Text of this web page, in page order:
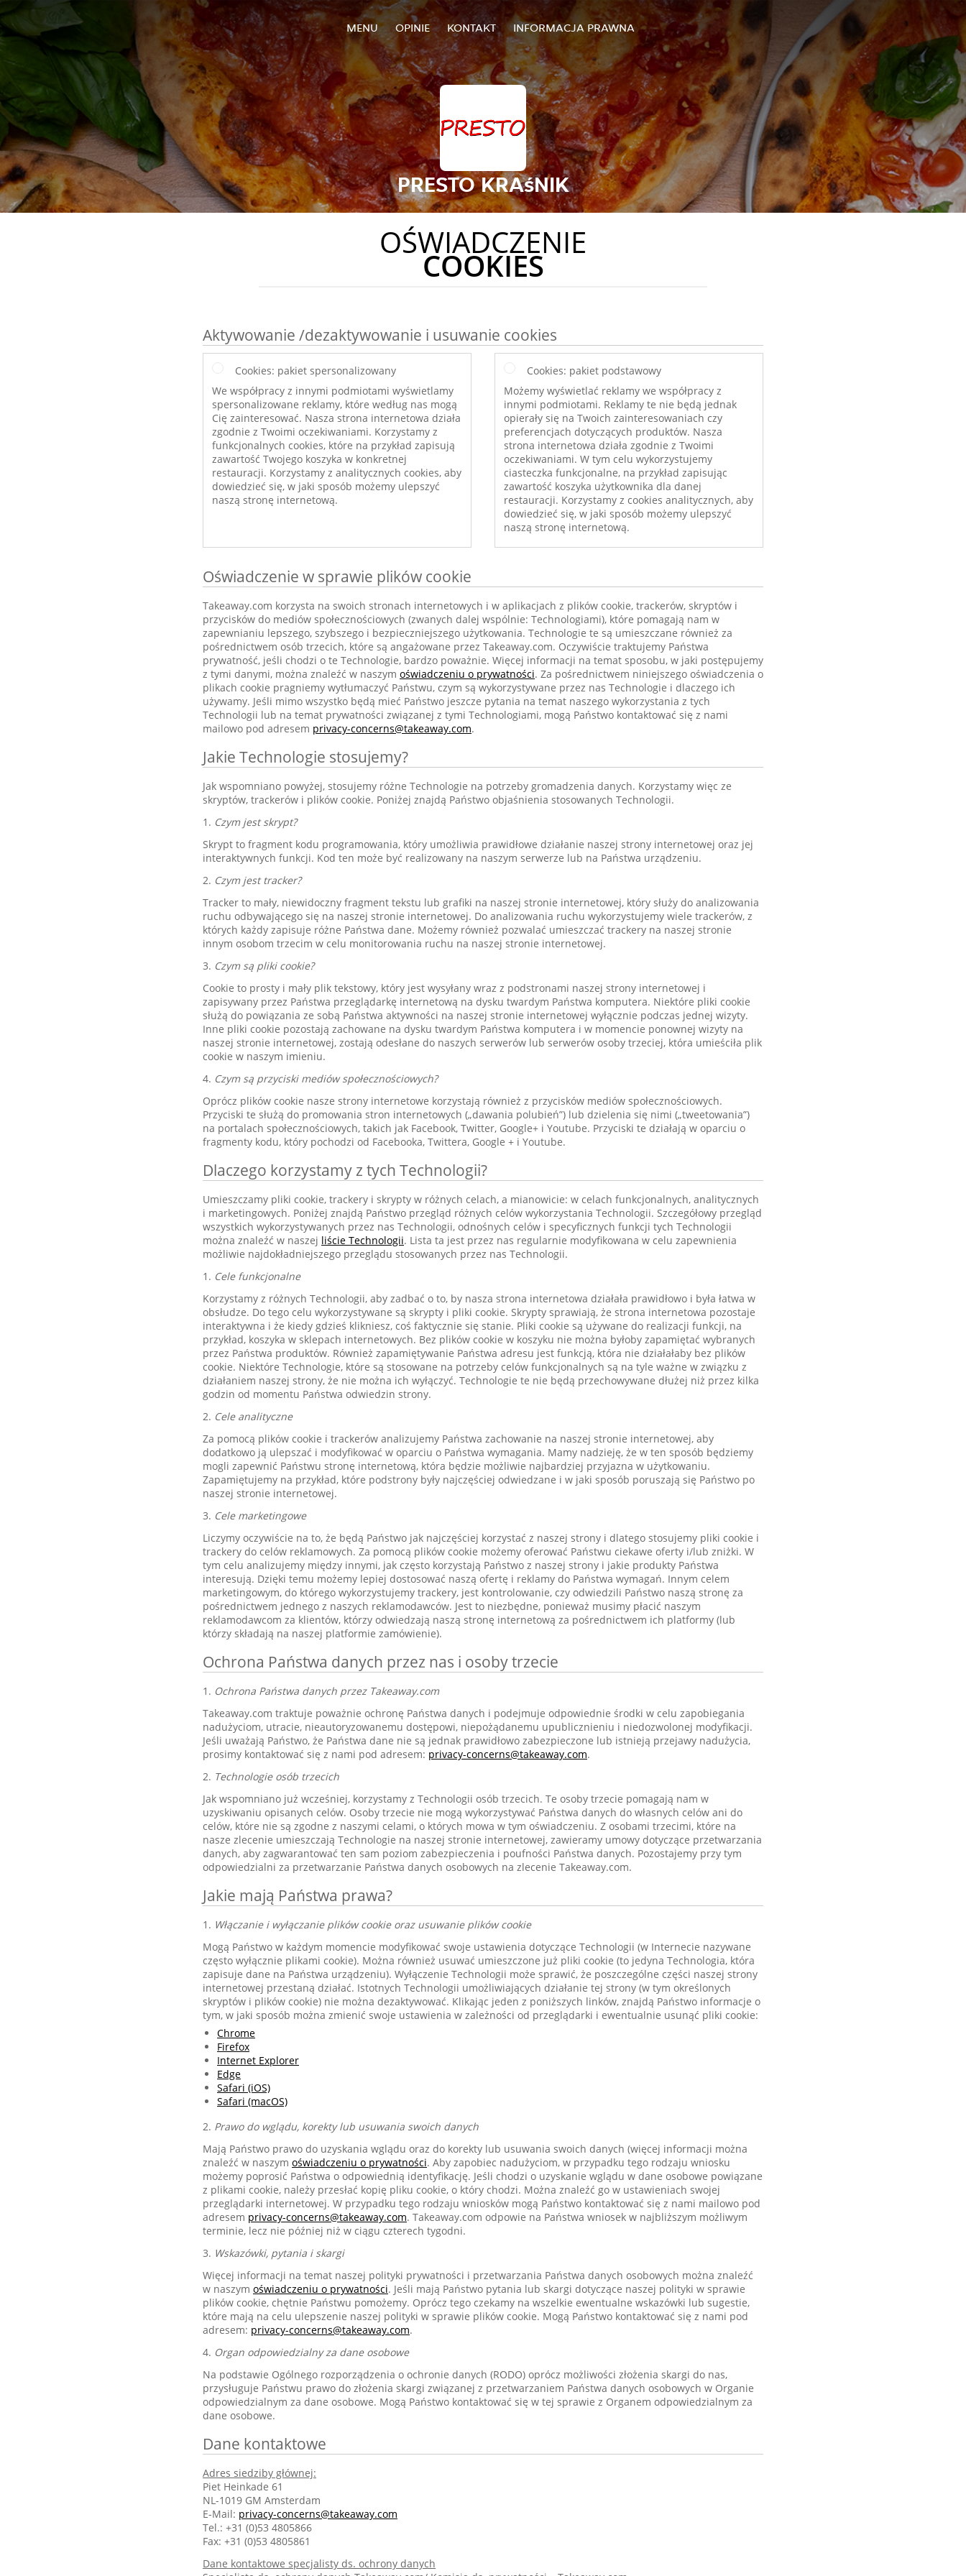
MENU OPINIE KONTAKT INFORMACJA PRAWNA
PRESTO KRAśNIK
OŚWIADCZENIE
COOKIES
Aktywowanie /dezaktywowanie i usuwanie cookies
Cookies: pakiet spersonalizowany
We współpracy z innymi podmiotami wyświetlamy
spersonalizowane reklamy, które według nas mogą
Cię zainteresować. Nasza strona internetowa działa
zgodnie z Twoimi oczekiwaniami. Korzystamy z
funkcjonalnych cookies, które na przykład zapisują
zawartość Twojego koszyka w konkretnej
restauracji. Korzystamy z analitycznych cookies, aby
dowiedzieć się, w jaki sposób możemy ulepszyć
naszą stronę internetową.
Cookies: pakiet podstawowy
Możemy wyświetlać reklamy we współpracy z
innymi podmiotami. Reklamy te nie będą jednak
opierały się na Twoich zainteresowaniach czy
preferencjach dotyczących produktów. Nasza
strona internetowa działa zgodnie z Twoimi
oczekiwaniami. W tym celu wykorzystujemy
ciasteczka funkcjonalne, na przykład zapisując
zawartość koszyka użytkownika dla danej
restauracji. Korzystamy z cookies analitycznych, aby
dowiedzieć się, w jaki sposób możemy ulepszyć
naszą stronę internetową.
Oświadczenie w sprawie plików cookie
Takeaway.com korzysta na swoich stronach internetowych i w aplikacjach z plików cookie, trackerów, skryptów i
przycisków do mediów społecznościowych (zwanych dalej wspólnie: Technologiami), które pomagają nam w
zapewnianiu lepszego, szybszego i bezpieczniejszego użytkowania. Technologie te są umieszczane również za
pośrednictwem osób trzecich, które są angażowane przez Takeaway.com. Oczywiście traktujemy Państwa
prywatność, jeśli chodzi o te Technologie, bardzo poważnie. Więcej informacji na temat sposobu, w jaki postępujemy
z tymi danymi, można znaleźć w naszym oświadczeniu o prywatności. Za pośrednictwem niniejszego oświadczenia o
plikach cookie pragniemy wytłumaczyć Państwu, czym są wykorzystywane przez nas Technologie i dlaczego ich
używamy. Jeśli mimo wszystko będą mieć Państwo jeszcze pytania na temat naszego wykorzystania z tych
Technologii lub na temat prywatności związanej z tymi Technologiami, mogą Państwo kontaktować się z nami
mailowo pod adresem privacy-concerns@takeaway.com.
Jakie Technologie stosujemy?
Jak wspomniano powyżej, stosujemy różne Technologie na potrzeby gromadzenia danych. Korzystamy więc ze
skryptów, trackerów i plików cookie. Poniżej znajdą Państwo objaśnienia stosowanych Technologii.
1. Czym jest skrypt?
Skrypt to fragment kodu programowania, który umożliwia prawidłowe działanie naszej strony internetowej oraz jej
interaktywnych funkcji. Kod ten może być realizowany na naszym serwerze lub na Państwa urządzeniu.
2. Czym jest tracker?
Tracker to mały, niewidoczny fragment tekstu lub grafiki na naszej stronie internetowej, który służy do analizowania
ruchu odbywającego się na naszej stronie internetowej. Do analizowania ruchu wykorzystujemy wiele trackerów, z
których każdy zapisuje różne Państwa dane. Możemy również pozwalać umieszczać trackery na naszej stronie
innym osobom trzecim w celu monitorowania ruchu na naszej stronie internetowej.
3. Czym są pliki cookie?
Cookie to prosty i mały plik tekstowy, który jest wysyłany wraz z podstronami naszej strony internetowej i
zapisywany przez Państwa przeglądarkę internetową na dysku twardym Państwa komputera. Niektóre pliki cookie
służą do powiązania ze sobą Państwa aktywności na naszej stronie internetowej wyłącznie podczas jednej wizyty.
Inne pliki cookie pozostają zachowane na dysku twardym Państwa komputera i w momencie ponownej wizyty na
naszej stronie internetowej, zostają odesłane do naszych serwerów lub serwerów osoby trzeciej, która umieściła plik
cookie w naszym imieniu.
4. Czym są przyciski mediów społecznościowych?
Oprócz plików cookie nasze strony internetowe korzystają również z przycisków mediów społecznościowych.
Przyciski te służą do promowania stron internetowych („dawania polubień”) lub dzielenia się nimi („tweetowania”)
na portalach społecznościowych, takich jak Facebook, Twitter, Google+ i Youtube. Przyciski te działają w oparciu o
fragmenty kodu, który pochodzi od Facebooka, Twittera, Google + i Youtube.
Dlaczego korzystamy z tych Technologii?
Umieszczamy pliki cookie, trackery i skrypty w różnych celach, a mianowicie: w celach funkcjonalnych, analitycznych
i marketingowych. Poniżej znajdą Państwo przegląd różnych celów wykorzystania Technologii. Szczegółowy przegląd
wszystkich wykorzystywanych przez nas Technologii, odnośnych celów i specyficznych funkcji tych Technologii
można znaleźć w naszej liście Technologii. Lista ta jest przez nas regularnie modyfikowana w celu zapewnienia
możliwie najdokładniejszego przeglądu stosowanych przez nas Technologii.
1. Cele funkcjonalne
Korzystamy z różnych Technologii, aby zadbać o to, by nasza strona internetowa działała prawidłowo i była łatwa w
obsłudze. Do tego celu wykorzystywane są skrypty i pliki cookie. Skrypty sprawiają, że strona internetowa pozostaje
interaktywna i że kiedy gdzieś klikniesz, coś faktycznie się stanie. Pliki cookie są używane do realizacji funkcji, na
przykład, koszyka w sklepach internetowych. Bez plików cookie w koszyku nie można byłoby zapamiętać wybranych
przez Państwa produktów. Również zapamiętywanie Państwa adresu jest funkcją, która nie działałaby bez plików
cookie. Niektóre Technologie, które są stosowane na potrzeby celów funkcjonalnych są na tyle ważne w związku z
działaniem naszej strony, że nie można ich wyłączyć. Technologie te nie będą przechowywane dłużej niż przez kilka
godzin od momentu Państwa odwiedzin strony.
2. Cele analityczne
Za pomocą plików cookie i trackerów analizujemy Państwa zachowanie na naszej stronie internetowej, aby
dodatkowo ją ulepszać i modyfikować w oparciu o Państwa wymagania. Mamy nadzieję, że w ten sposób będziemy
mogli zapewnić Państwu stronę internetową, która będzie możliwie najbardziej przyjazna w użytkowaniu.
Zapamiętujemy na przykład, które podstrony były najczęściej odwiedzane i w jaki sposób poruszają się Państwo po
naszej stronie internetowej.
3. Cele marketingowe
Liczymy oczywiście na to, że będą Państwo jak najczęściej korzystać z naszej strony i dlatego stosujemy pliki cookie i
trackery do celów reklamowych. Za pomocą plików cookie możemy oferować Państwu ciekawe oferty i/lub zniżki. W
tym celu analizujemy między innymi, jak często korzystają Państwo z naszej strony i jakie produkty Państwa
interesują. Dzięki temu możemy lepiej dostosować naszą ofertę i reklamy do Państwa wymagań. Innym celem
marketingowym, do którego wykorzystujemy trackery, jest kontrolowanie, czy odwiedzili Państwo naszą stronę za
pośrednictwem jednego z naszych reklamodawców. Jest to niezbędne, ponieważ musimy płacić naszym
reklamodawcom za klientów, którzy odwiedzają naszą stronę internetową za pośrednictwem ich platformy (lub
którzy składają na naszej platformie zamówienie).
Ochrona Państwa danych przez nas i osoby trzecie
1. Ochrona Państwa danych przez Takeaway.com
Takeaway.com traktuje poważnie ochronę Państwa danych i podejmuje odpowiednie środki w celu zapobiegania
nadużyciom, utracie, nieautoryzowanemu dostępowi, niepożądanemu upublicznieniu i niedozwolonej modyfikacji.
Jeśli uważają Państwo, że Państwa dane nie są jednak prawidłowo zabezpieczone lub istnieją przejawy nadużycia,
prosimy kontaktować się z nami pod adresem: privacy-concerns@takeaway.com.
2. Technologie osób trzecich
Jak wspomniano już wcześniej, korzystamy z Technologii osób trzecich. Te osoby trzecie pomagają nam w
uzyskiwaniu opisanych celów. Osoby trzecie nie mogą wykorzystywać Państwa danych do własnych celów ani do
celów, które nie są zgodne z naszymi celami, o których mowa w tym oświadczeniu. Z osobami trzecimi, które na
nasze zlecenie umieszczają Technologie na naszej stronie internetowej, zawieramy umowy dotyczące przetwarzania
danych, aby zagwarantować ten sam poziom zabezpieczenia i poufności Państwa danych. Pozostajemy przy tym
odpowiedzialni za przetwarzanie Państwa danych osobowych na zlecenie Takeaway.com.
Jakie mają Państwa prawa?
1. Włączanie i wyłączanie plików cookie oraz usuwanie plików cookie
Mogą Państwo w każdym momencie modyfikować swoje ustawienia dotyczące Technologii (w Internecie nazywane
często wyłącznie plikami cookie). Można również usuwać umieszczone już pliki cookie (to jedyna Technologia, która
zapisuje dane na Państwa urządzeniu). Wyłączenie Technologii może sprawić, że poszczególne części naszej strony
internetowej przestaną działać. Istotnych Technologii umożliwiających działanie tej strony (w tym określonych
skryptów i plików cookie) nie można dezaktywować. Klikając jeden z poniższych linków, znajdą Państwo informacje o
tym, w jaki sposób można zmienić swoje ustawienia w zależności od przeglądarki i ewentualnie usunąć pliki cookie:
Chrome
Firefox
Internet Explorer
Edge
Safari (iOS)
Safari (macOS)
2. Prawo do wglądu, korekty lub usuwania swoich danych
Mają Państwo prawo do uzyskania wglądu oraz do korekty lub usuwania swoich danych (więcej informacji można
znaleźć w naszym oświadczeniu o prywatności. Aby zapobiec nadużyciom, w przypadku tego rodzaju wniosku
możemy poprosić Państwa o odpowiednią identyfikację. Jeśli chodzi o uzyskanie wglądu w dane osobowe powiązane
z plikami cookie, należy przesłać kopię pliku cookie, o który chodzi. Można znaleźć go w ustawieniach swojej
przeglądarki internetowej. W przypadku tego rodzaju wniosków mogą Państwo kontaktować się z nami mailowo pod
adresem privacy-concerns@takeaway.com. Takeaway.com odpowie na Państwa wniosek w najbliższym możliwym
terminie, lecz nie później niż w ciągu czterech tygodni.
3. Wskazówki, pytania i skargi
Więcej informacji na temat naszej polityki prywatności i przetwarzania Państwa danych osobowych można znaleźć
w naszym oświadczeniu o prywatności. Jeśli mają Państwo pytania lub skargi dotyczące naszej polityki w sprawie
plików cookie, chętnie Państwu pomożemy. Oprócz tego czekamy na wszelkie ewentualne wskazówki lub sugestie,
które mają na celu ulepszenie naszej polityki w sprawie plików cookie. Mogą Państwo kontaktować się z nami pod
adresem: privacy-concerns@takeaway.com.
4. Organ odpowiedzialny za dane osobowe
Na podstawie Ogólnego rozporządzenia o ochronie danych (RODO) oprócz możliwości złożenia skargi do nas,
przysługuje Państwu prawo do złożenia skargi związanej z przetwarzaniem Państwa danych osobowych w Organie
odpowiedzialnym za dane osobowe. Mogą Państwo kontaktować się w tej sprawie z Organem odpowiedzialnym za
dane osobowe.
Dane kontaktowe
Adres siedziby głównej:
Piet Heinkade 61
NL-1019 GM Amsterdam
E-Mail: privacy-concerns@takeaway.com
Tel.: +31 (0)53 4805866
Fax: +31 (0)53 4805861
Dane kontaktowe specjalisty ds. ochrony danych